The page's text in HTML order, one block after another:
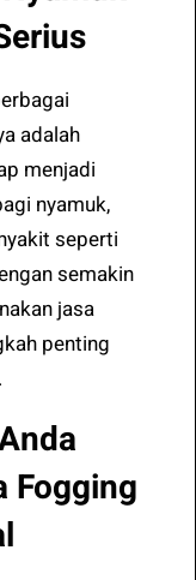
adalah
menjadi
nyamuk,
seperti
semakin
jasa
penting
Fogging